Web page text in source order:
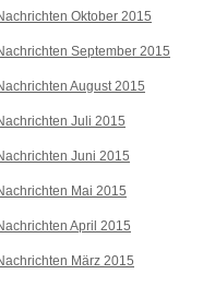
Oktober 2015
September 2015
August 2015
Juli 2015
Juni 2015
Mai 2015
April 2015
März 2015